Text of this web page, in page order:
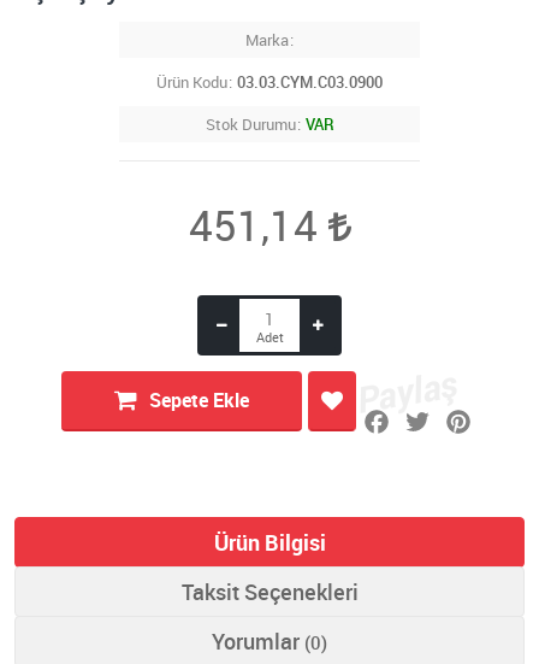
Marka
Ürün Kodu 03.03.CYM.C03.0900
Stok Durumu VAR
451,14
Sepete Ekle
Ürün Bilgisi
Taksit Seçenekleri
Yorumlar (0)